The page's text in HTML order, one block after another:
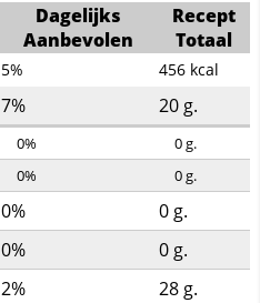
Dagelijks
Aanbevolen
Recept
Totaal
5% 456 kcal
7% 20g.
0% 0g.
0% 0g.
0% 0g.
0% 0g.
2% 28g.